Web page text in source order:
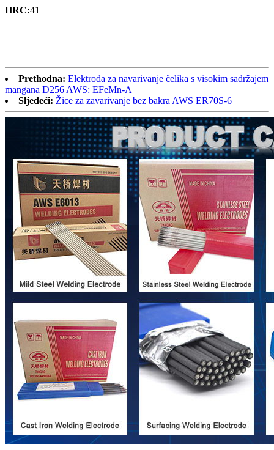
HRC:41
Prethodna: Elektroda za navarivanje čelika s visokim sadržajem
mangana D256 AWS: EFeMn-A
Sljedeći: Žice za zavarivanje bez bakra AWS ER70S-6